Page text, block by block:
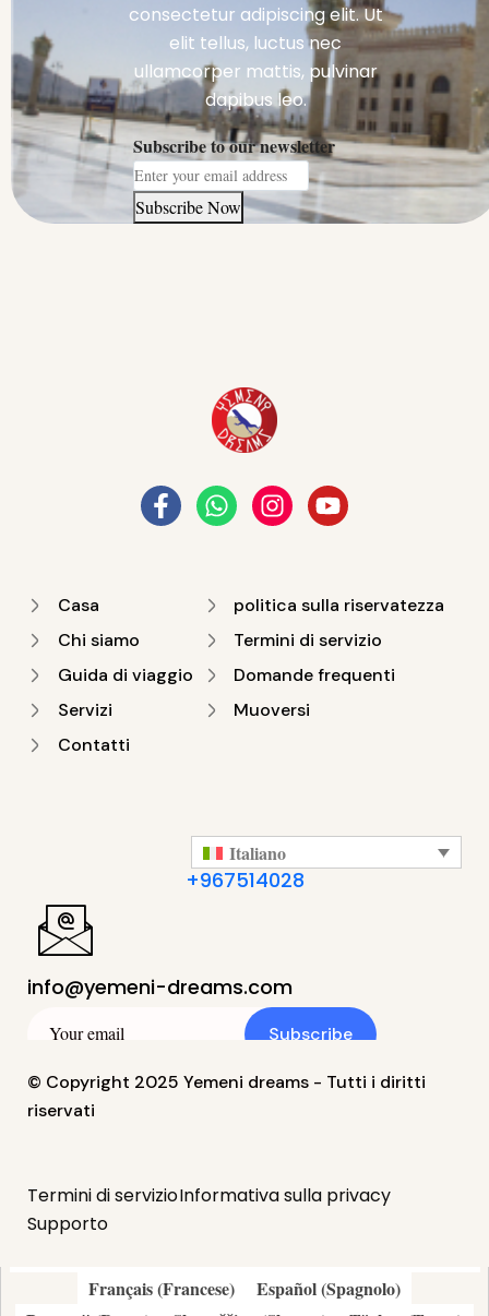
consectetur adipiscing elit. Ut
elit tellus, luctus nec
ullamcorper mattis, pulvinar
dapibus leo.
Subscribe to our newsletter
Subscribe Now
Casa
Chi siamo
Guida di viaggio
Servizi
Contatti
politica sulla riservatezza
Termini di servizio
Domande frequenti
Muoversi
Italiano
+967514028
info@yemeni-dreams.com
Subscribe
© Copyright 2025 Yemeni dreams - Tutti i diritti
riservati
Termini di servizioInformativa sulla privacy
Supporto
Français(Francese) Español(Spagnolo)